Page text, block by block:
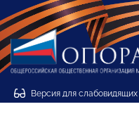
Версия для слабовидящих